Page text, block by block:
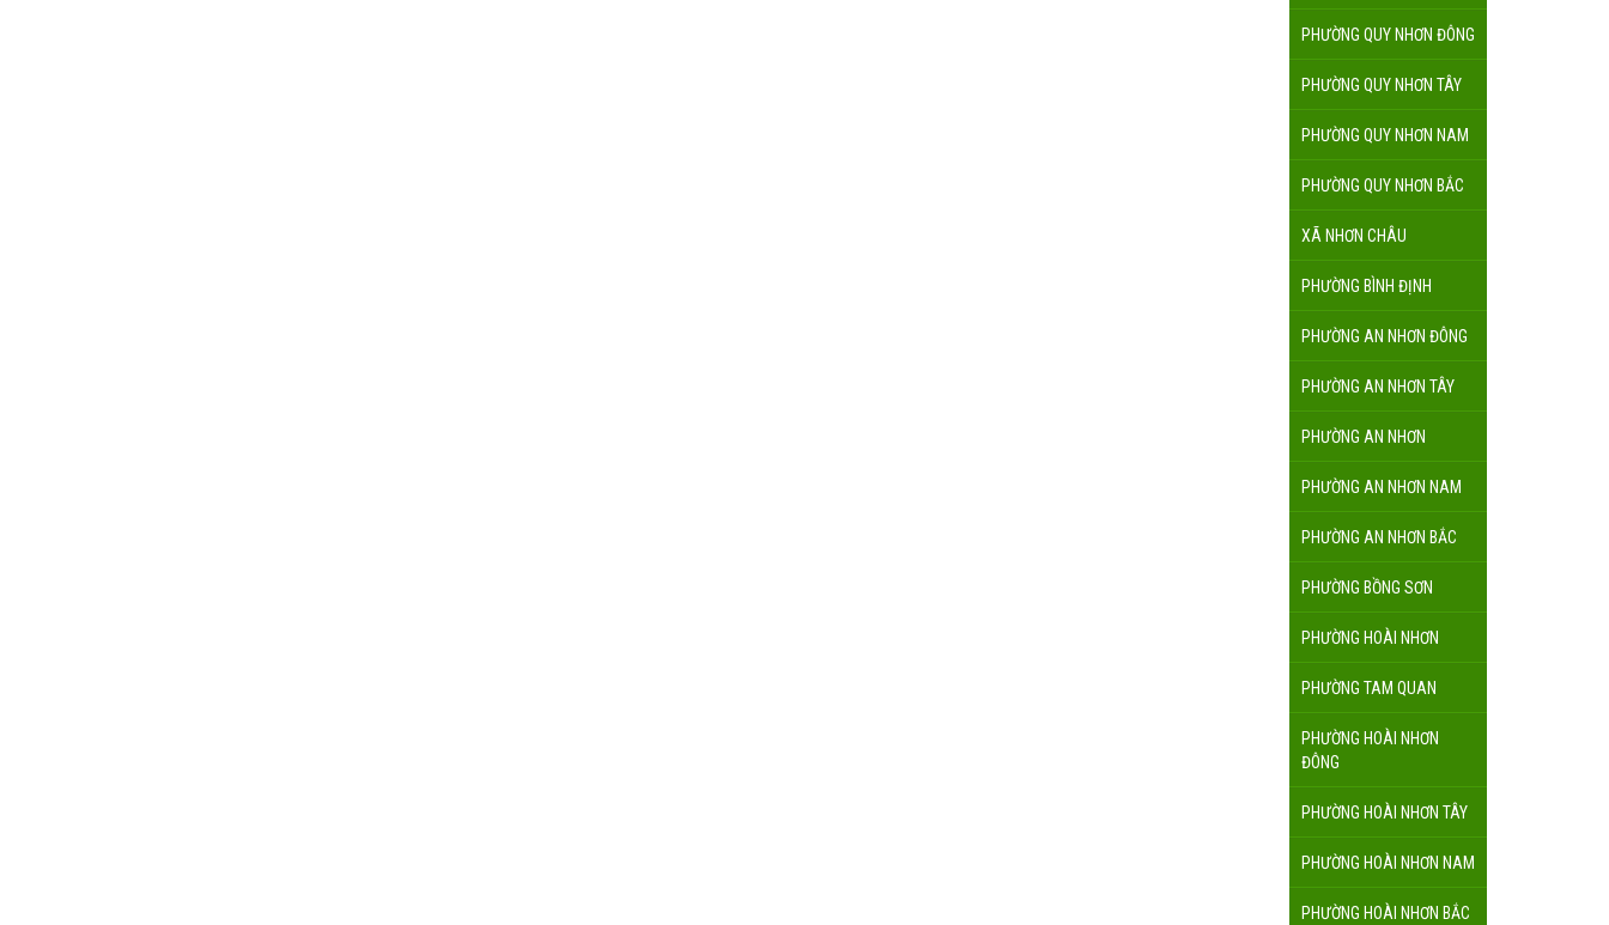
PHƯỜNG QUY NHƠN ĐÔNG
PHƯỜNG QUY NHƠN TÂY
PHƯỜNG QUY NHƠN NAM
PHƯỜNG QUY NHƠN BẮC
XÃ NHƠN CHÂU
PHƯỜNG BÌNH ĐỊNH
PHƯỜNG AN NHƠN ĐÔNG
PHƯỜNG AN NHƠN TÂY
PHƯỜNG AN NHƠN
PHƯỜNG AN NHƠN NAM
PHƯỜNG AN NHƠN BẮC
PHƯỜNG BỒNG SƠN
PHƯỜNG HOÀI NHƠN
PHƯỜNG TAM QUAN
PHƯỜNG HOÀI NHƠN
ĐÔNG
PHƯỜNG HOÀI NHƠN TÂY
PHƯỜNG HOÀI NHƠN NAM
PHƯỜNG HOÀI NHƠN BẮC